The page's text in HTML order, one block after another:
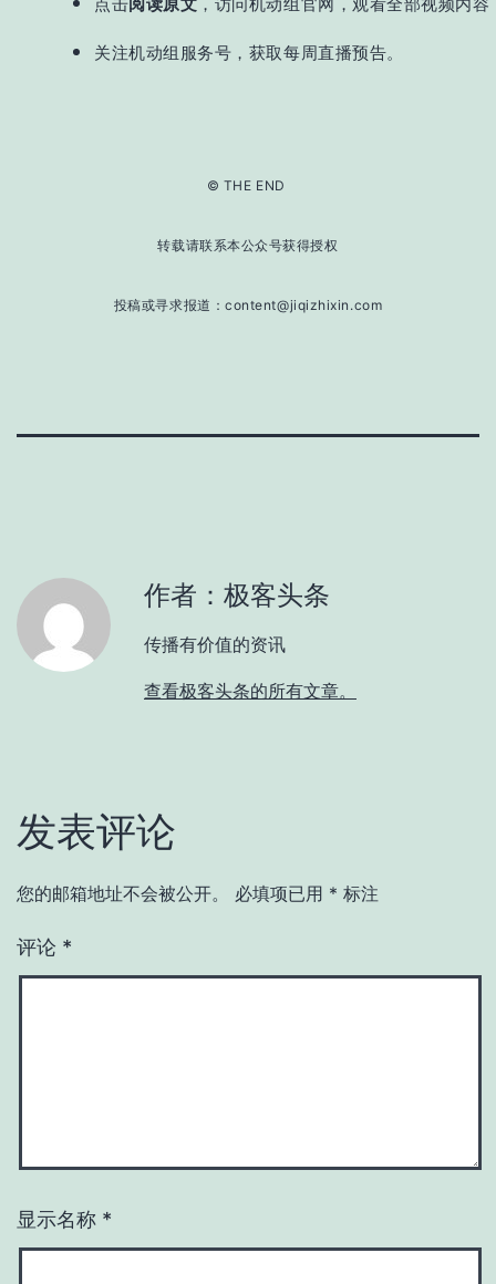
关注机动组服务号， 获取每周直播预告。
© THE END
转载请联系本公众号获得授权
投稿或寻求报道：content@jiqizhixin.com
作者：极客头条
传播有价值的资讯
查看极客头条的所有文章。
发表评论
您的邮箱地址不会被公开。 必填项已用 * 标注
评论 *
显示名称 *